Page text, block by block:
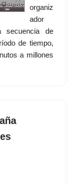
organiz
ador
secuencia de
de tiempo,
a millones